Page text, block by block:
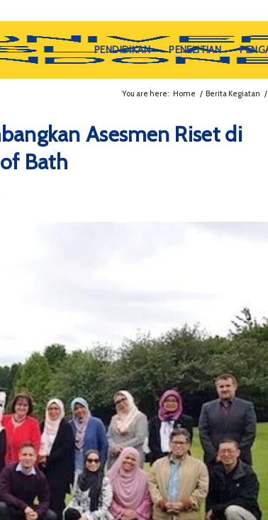
PENDIDIKAN PENELITIAN
You are here: Home / Berita Kegiatan /
Asesmen Riset di
Bath